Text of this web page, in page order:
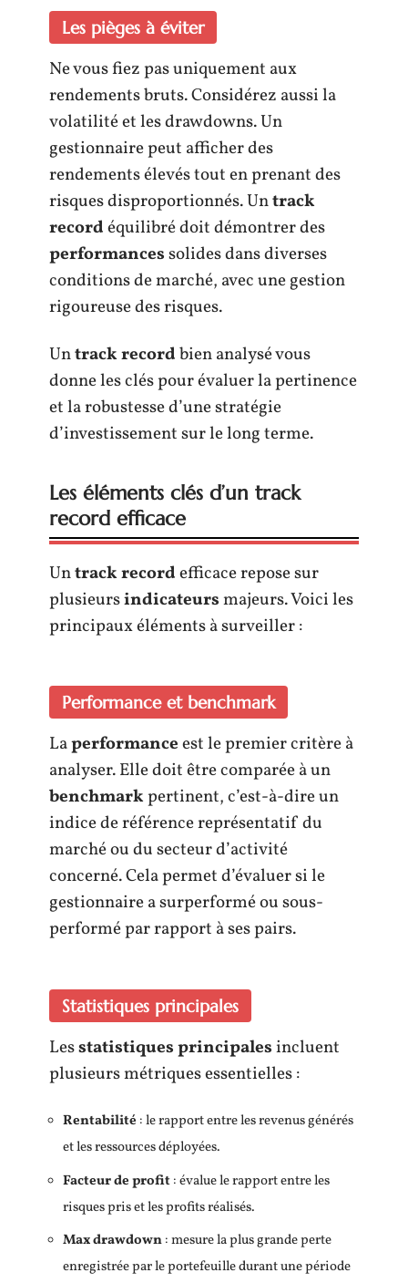
Les pièges à éviter
Ne vous fiez pas uniquement aux
rendements bruts. Considérez aussi la
volatilité et les drawdowns. Un
gestionnaire peut afficher des
rendements élevés tout en prenant des
risques disproportionnés. Untrack
recordéquilibré doit démontrer des
performancessolides dans diverses
conditions de marché, avec une gestion
rigoureuse des risques.
Untrack recordbien analysé vous
donne les clés pour évaluer la pertinence
et la robustesse d’une stratégie
d’investissement sur le long terme.
Les éléments clés d’un track
record efficace
Untrack recordefficace repose sur
plusieursindicateursmajeurs. Voici les
principaux éléments à surveiller :
Performance et benchmark
Laperformanceest le premier critère à
analyser. Elle doit être comparée à un
benchmarkpertinent, c’est-à-dire un
indice de référence représentatif du
marché ou du secteur d’activité
concerné. Cela permet d’évaluer si le
gestionnaire a surperformé ou sous-
performé par rapport à ses pairs.
Statistiques principales
Lesstatistiques principalesincluent
plusieurs métriques essentielles :
Rentabilité : le rapport entre les revenus générés
et les ressources déployées.
Facteur de profit: évalue le rapport entre les
risques pris et les profits réalisés.
Max drawdown: mesure la plus grande perte
enregistrée par le portefeuille durant une période